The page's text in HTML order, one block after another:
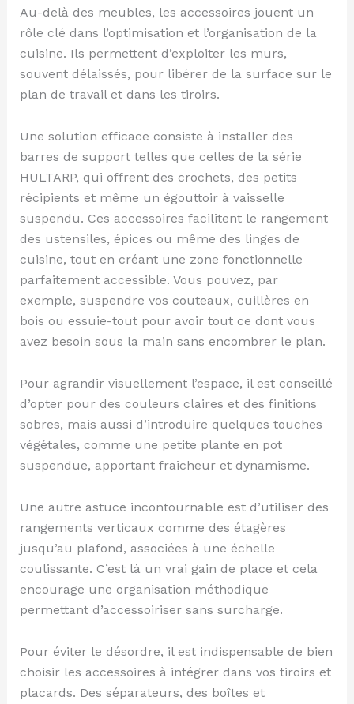
Au-delà des meubles, les accessoires jouent un
rôle clé dans l’optimisation et l’organisation de la
cuisine. Ils permettent d’exploiter les murs,
souvent délaissés, pour libérer de la surface sur le
plan de travail et dans les tiroirs.
Une solution efficace consiste à installer des
barres de support telles que celles de la série
HULTARP, qui offrent des crochets, des petits
récipients et même un égouttoir à vaisselle
suspendu. Ces accessoires facilitent le rangement
des ustensiles, épices ou même des linges de
cuisine, tout en créant une zone fonctionnelle
parfaitement accessible. Vous pouvez, par
exemple, suspendre vos couteaux, cuillères en
bois ou essuie-tout pour avoir tout ce dont vous
avez besoin sous la main sans encombrer le plan.
Pour agrandir visuellement l’espace, il est conseillé
d’opter pour des couleurs claires et des finitions
sobres, mais aussi d’introduire quelques touches
végétales, comme une petite plante en pot
suspendue, apportant fraicheur et dynamisme.
Une autre astuce incontournable est d’utiliser des
rangements verticaux comme des étagères
jusqu’au plafond, associées à une échelle
coulissante. C’est là un vrai gain de place et cela
encourage une organisation méthodique
permettant d’accessoiriser sans surcharge.
Pour éviter le désordre, il est indispensable de bien
choisir les accessoires à intégrer dans vos tiroirs et
placards. Des séparateurs, des boîtes et